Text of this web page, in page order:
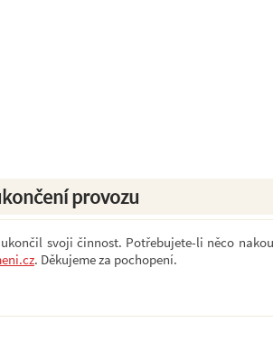
provozu
ukončil svoji činnost. Potřebujete-li něco
. Děkujeme za pochopení.